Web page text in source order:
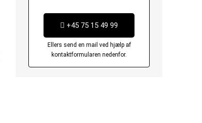
+45 75 15 49 99
Ellers send en mail ved hjælp af
kontaktformularen nedenfor.